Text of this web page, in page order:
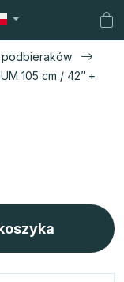
podbieraków
105 cm / 42” +